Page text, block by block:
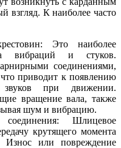
взгляд. К наиболее часто
Это наиболее
вибраций и стуков.
соединениями,
приводит к появлению
при движении.
вращение вала, также
шум и вибрацию.
Шлицевое
крутящего момента
или повреждение